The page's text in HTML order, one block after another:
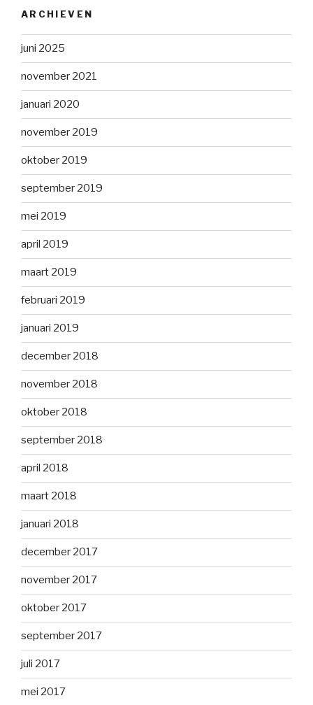
ARCHIEVEN
juni 2025
november 2021
januari 2020
november 2019
oktober 2019
september 2019
mei 2019
april 2019
maart 2019
februari 2019
januari 2019
december 2018
november 2018
oktober 2018
september 2018
april 2018
maart 2018
januari 2018
december 2017
november 2017
oktober 2017
september 2017
juli 2017
mei 2017